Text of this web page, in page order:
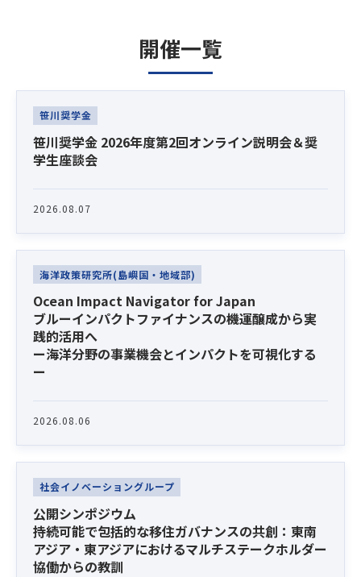
人の３・１１』（かもがわ出版）。
報社入社。報道部経済班などを経て2007年退社。
13年フランス・ストラスブール政治学院で国際関
係論、14年同・レンヌ政治学院で公共政策論の修
士課程修了。15年パリ高等鉱業大学院博士課程。
19年「福島第一原発事故の危機対応における政治
と科学の関係」で博士号を取得。同年７月より、
現職。近著は「透明性なき中国の核軍拡に関する
Observer 2022年7月15日付。
開催一覧
Latest News
笹川奨学金
笹川奨学金 2026年度第2回オンライン説明会＆奨
学生座談会
2026.08.07
海洋政策研究所(島嶼国・地域部)
Ocean Impact Navigator for Japan
ブルーインパクトファイナンスの機運醸成から実
践的活用へ
ー海洋分野の事業機会とインパクトを可視化する
ー
2026.08.06
社会イノベーショングループ
公開シンポジウム
持続可能で包括的な移住ガバナンスの共創：東南
アジア・東アジアにおけるマルチステークホルダー
協働からの教訓